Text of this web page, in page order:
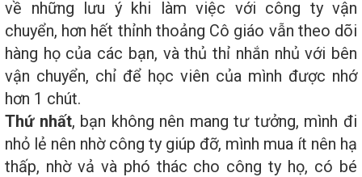
về những lưu ý khi làm việc với công ty vận
chuyển, hơn hết thỉnh thoảng Cô giáo vẫn theo dõi
hàng họ của các bạn, và thủ thỉ nhắn nhủ với bên
vận chuyển, chỉ để học viên của mình được nhớ
hơn 1 chút.
Thứ nhất, bạn không nên mang tư tưởng, mình đi
nhỏ lẻ nên nhờ công ty giúp đỡ, mình mua ít nên hạ
thấp, nhờ vả và phó thác cho công ty họ, có bé